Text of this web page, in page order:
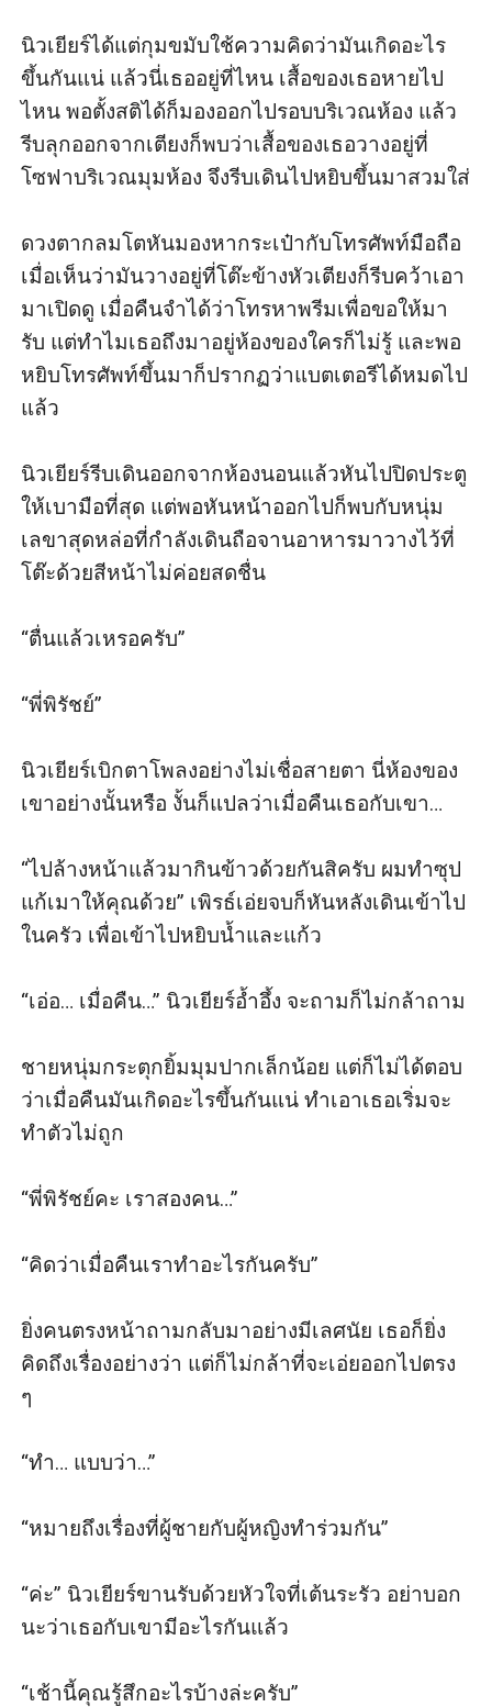
นิวเยียร์ได้แต่กุมขมับใช้ความคิดว่ามันเกิดอะไร
ขึ้นกันแน่ แล้วนี่เธออยู่ที่ไหน เสื้อของเธอหายไป
ไหน พอตั้งสติได้ก็มองออกไปรอบบริเวณห้อง แล้ว
รีบลุกออกจากเตียงก็พบว่าเสื้อของเธอวางอยู่ที่
โซฟาบริเวณมุมห้อง จึงรีบเดินไปหยิบขึ้นมาสวมใส่
ดวงตากลมโตหันมองหากระเป๋ากับโทรศัพท์มือถือ
เมื่อเห็นว่ามันวางอยู่ที่โต๊ะข้างหัวเตียงก็รีบคว้าเอา
มาเปิดดู เมื่อคืนจำได้ว่าโทรหาพรีมเพื่อขอให้มา
รับ แต่ทำไมเธอถึงมาอยู่ห้องของใครก็ไม่รู้ และพอ
หยิบโทรศัพท์ขึ้นมาก็ปรากฏว่าแบตเตอรีได้หมดไป
แล้ว
นิวเยียร์รีบเดินออกจากห้องนอนแล้วหันไปปิดประตู
ให้เบามือที่สุด แต่พอหันหน้าออกไปก็พบกับหนุ่ม
เลขาสุดหล่อที่กำลังเดินถือจานอาหารมาวางไว้ที่
โต๊ะด้วยสีหน้าไม่ค่อยสดชื่น
“ตื่นแล้วเหรอครับ”
“พี่พิรัชย์”
นิวเยียร์เบิกตาโพลงอย่างไม่เชื่อสายตา นี่ห้องของ
เขาอย่างนั้นหรือ งั้นก็แปลว่าเมื่อคืนเธอกับเขา…
“ไปล้างหน้าแล้วมากินข้าวด้วยกันสิครับ ผมทำซุป
แก้เมาให้คุณด้วย” เพิรธ์เอ่ยจบก็หันหลังเดินเข้าไป
ในครัว เพื่อเข้าไปหยิบน้ำและแก้ว
“เอ่อ… เมื่อคืน…” นิวเยียร์อ้ำอึ้ง จะถามก็ไม่กล้าถาม
ชายหนุ่มกระตุกยิ้มมุมปากเล็กน้อย แต่ก็ไม่ได้ตอบ
ว่าเมื่อคืนมันเกิดอะไรขึ้นกันแน่ ทำเอาเธอเริ่มจะ
ทำตัวไม่ถูก
“พี่พิรัชย์คะ เราสองคน…”
“คิดว่าเมื่อคืนเราทำอะไรกันครับ”
ยิ่งคนตรงหน้าถามกลับมาอย่างมีเลศนัย เธอก็ยิ่ง
คิดถึงเรื่องอย่างว่า แต่ก็ไม่กล้าที่จะเอ่ยออกไปตรง
ๆ
“ทำ… แบบว่า…”
“หมายถึงเรื่องที่ผู้ชายกับผู้หญิงทำร่วมกัน”
“ค่ะ” นิวเยียร์ขานรับด้วยหัวใจที่เต้นระรัว อย่าบอก
นะว่าเธอกับเขามีอะไรกันแล้ว
“เช้านี้คุณรู้สึกอะไรบ้างล่ะครับ”